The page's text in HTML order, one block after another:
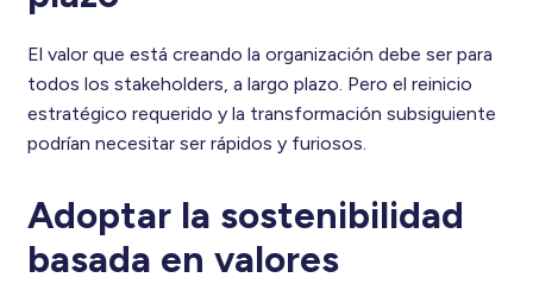
El valor que está creando la organización debe ser para
todos los stakeholders, a largo plazo. Pero el reinicio
estratégico requerido y la transformación subsiguiente
podrían necesitar ser rápidos y furiosos.
Adoptar la sostenibilidad
basada en valores